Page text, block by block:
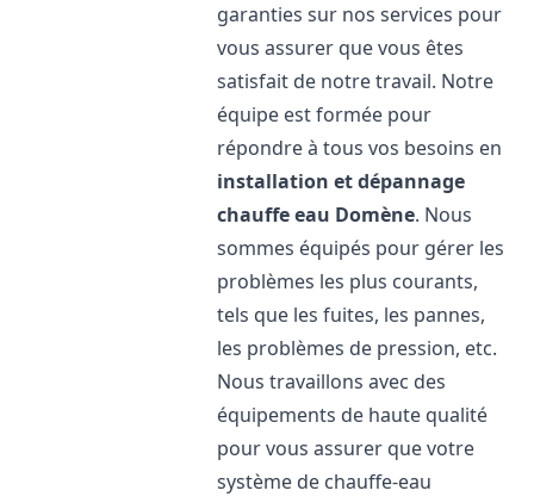
garanties sur nos services pour
vous assurer que vous êtes
satisfait de notre travail. Notre
équipe est formée pour
répondre à tous vos besoins en
installation et dépannage
chauffe eau Domène. Nous
sommes équipés pour gérer les
problèmes les plus courants,
tels que les fuites, les pannes,
les problèmes de pression, etc.
Nous travaillons avec des
équipements de haute qualité
pour vous assurer que votre
système de chauffe-eau